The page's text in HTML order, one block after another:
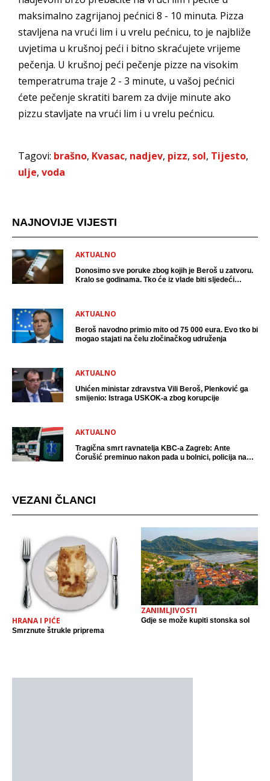
maksimalno zagrijanoj pećnici 8 - 10 minuta. Pizza
stavljena na vrući lim i u vrelu pećnicu, to je najbliže
uvjetima u krušnoj peći i bitno skraćujete vrijeme
pečenja. U krušnoj peći pečenje pizze na visokim
temperatruma traje 2 - 3 minute, u vašoj pećnici
ćete pečenje skratiti barem za dvije minute ako
pizzu stavljate na vrući lim i u vrelu pećnicu.
Tagovi: brašno, Kvasac, nadjev, pizz, sol, Tijesto,
ulje, voda
NAJNOVIJE VIJESTI
AKTUALNO
Donosimo sve poruke zbog kojih je Beroš u zatvoru.
Kralo se godinama. Tko će iz vlade biti sljedeći
AKTUALNO
Beroš navodno primio mito od 75 000 eura. Evo tko bi
mogao stajati na čelu zločinačkog udruženja
AKTUALNO
Uhićen ministar zdravstva Vili Beroš, Plenković ga
smijenio: Istraga USKOK-a zbog korupcije
AKTUALNO
Tragična smrt ravnatelja KBC-a Zagreb: Ante
Ćorušić preminuo nakon pada u bolnici, policija na
VEZANI ČLANCI
HRANA I PIĆE
Smrznute štrukle priprema
ZANIMLJIVOSTI
Gdje se može kupiti stonska sol